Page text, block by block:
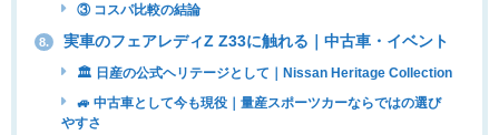
③ コスパ比較の結論
8. 実車のフェアレディZ Z33に触れる｜中古車・イベント
🏛 日産の公式ヘリテージとして｜Nissan Heritage Collection
🚙 中古車として今も現役｜量産スポーツカーならではの選び
やすさ